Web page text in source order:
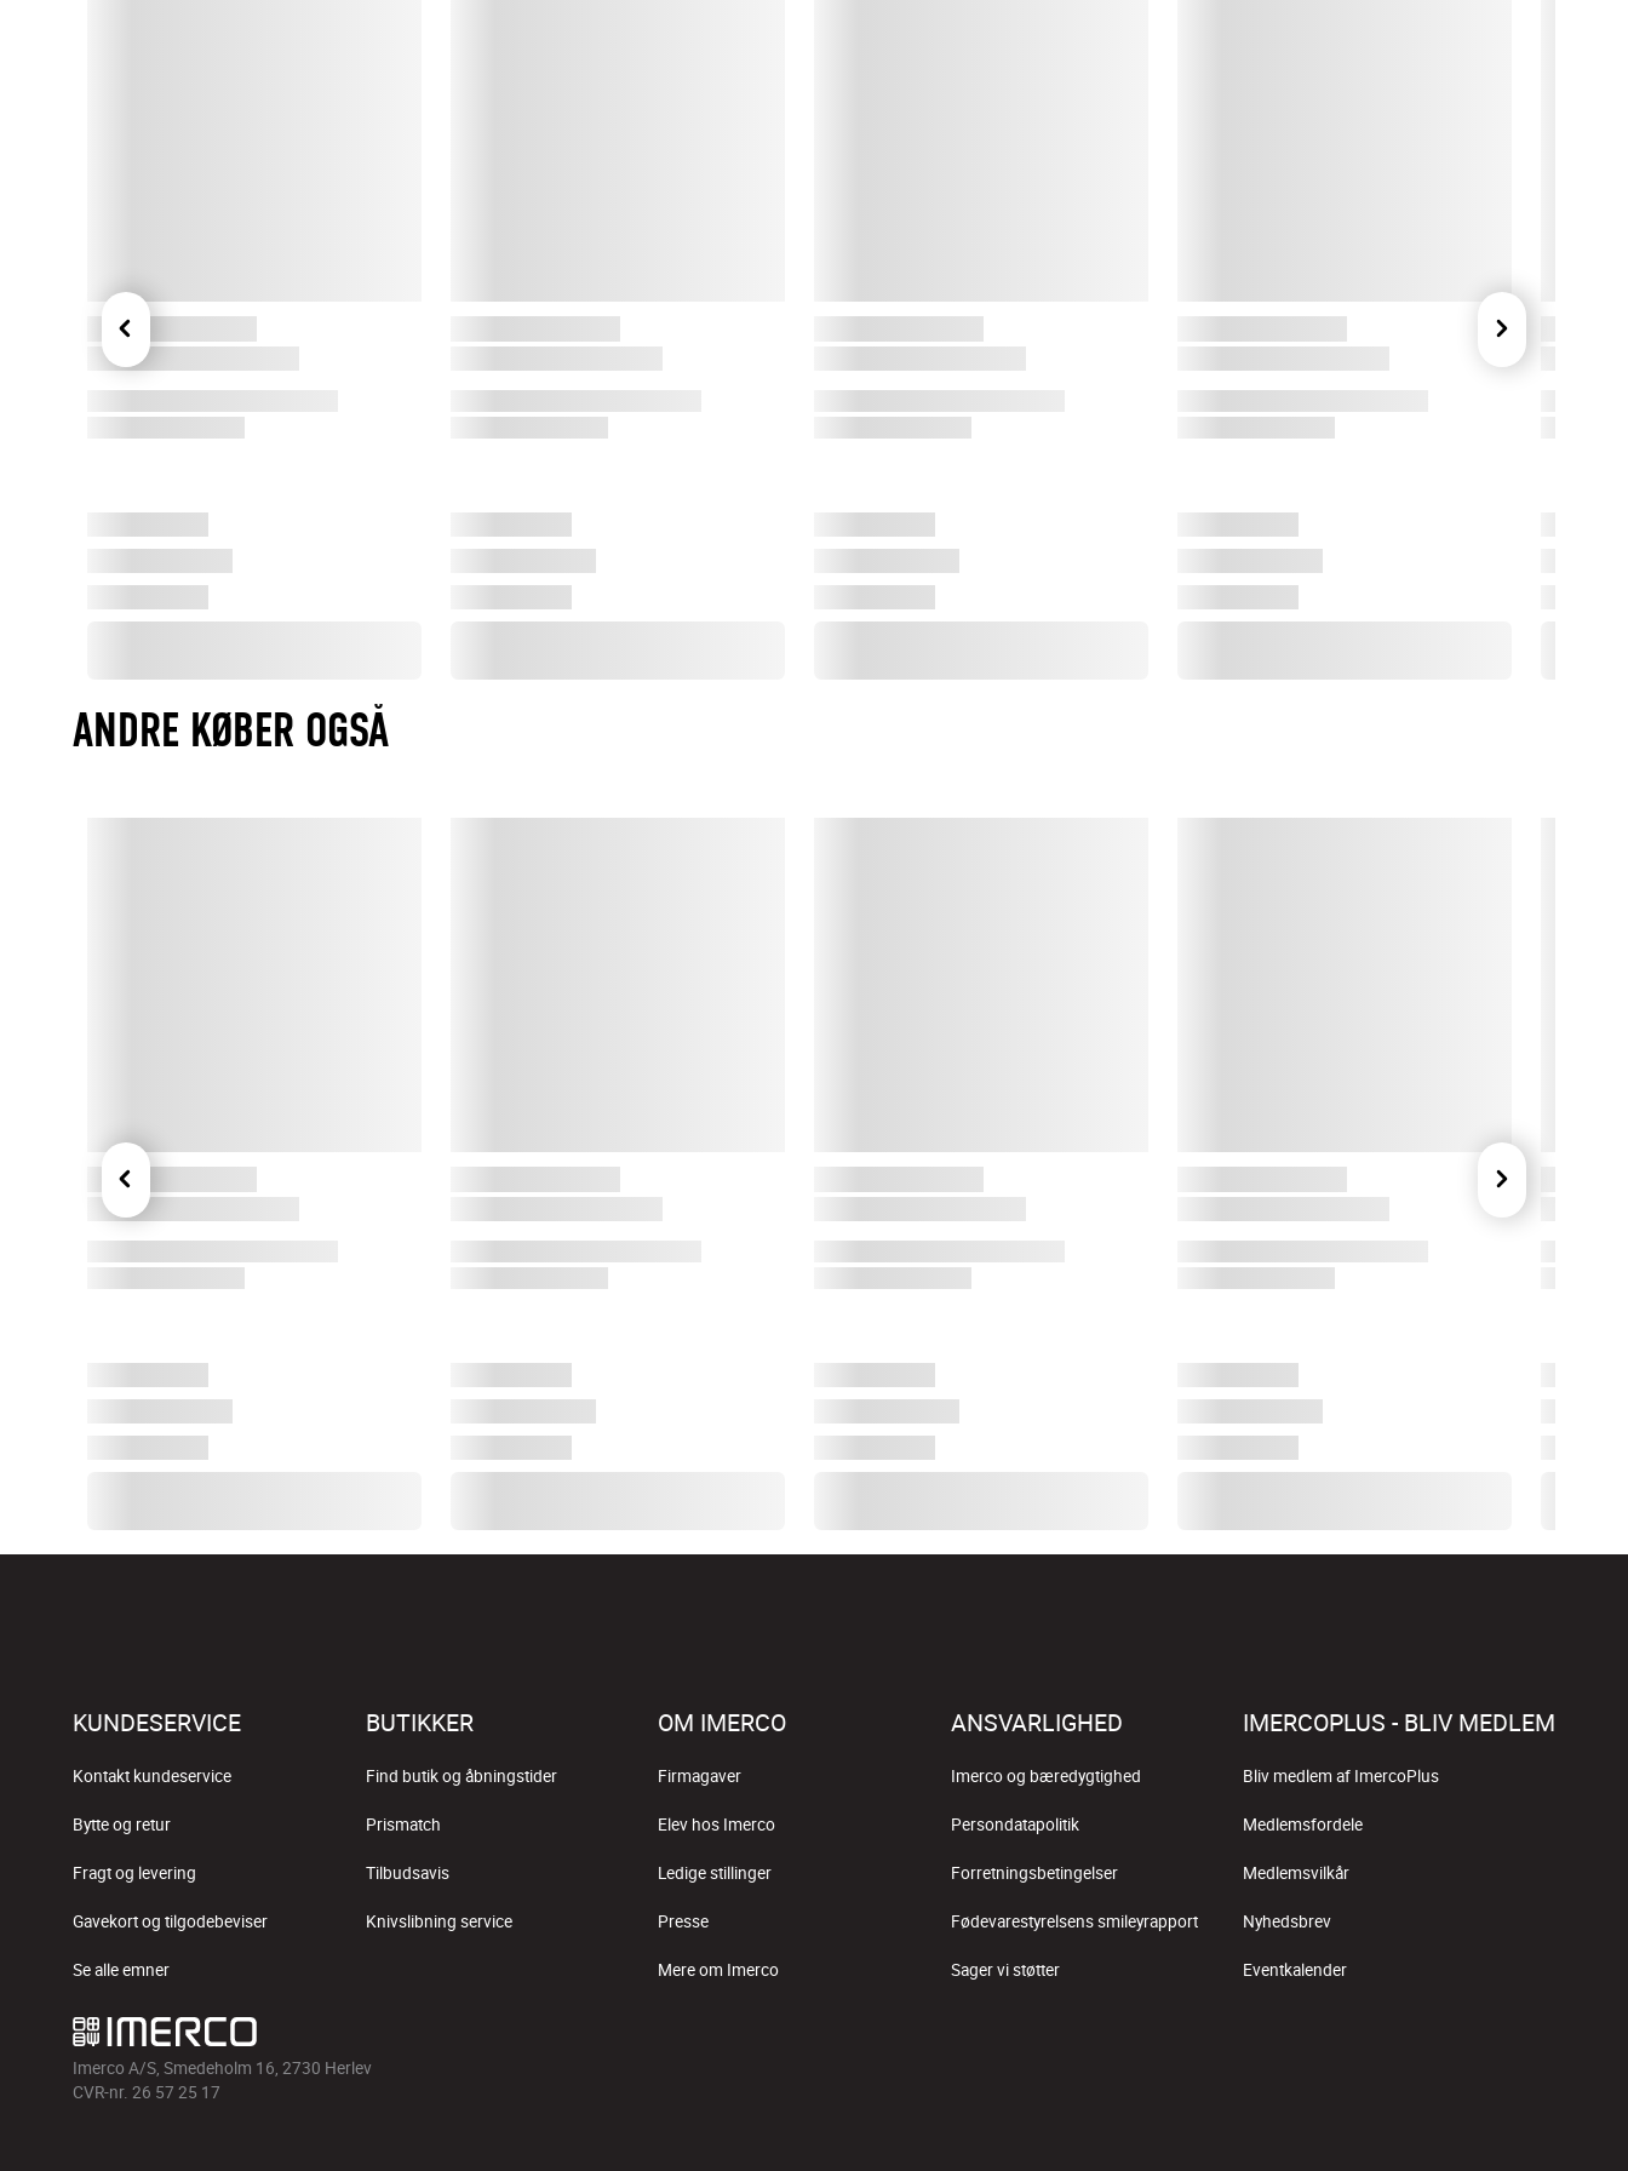
ANDRE KØBER OGSÅ
KUNDESERVICE
Kontakt kundeservice
Bytte og retur
Fragt og levering
Gavekort og tilgodebeviser
Se alle emner
BUTIKKER
Find butik og åbningstider
Prismatch
Tilbudsavis
Knivslibning service
OM IMERCO
Firmagaver
Elev hos Imerco
Ledige stillinger
Presse
Mere om Imerco
ANSVARLIGHED
Imerco og bæredygtighed
Persondatapolitik
Forretningsbetingelser
Fødevarestyrelsens smileyrapport
Sager vi støtter
IMERCOPLUS - BLIV MEDLEM
Bliv medlem af ImercoPlus
Medlemsfordele
Medlemsvilkår
Nyhedsbrev
Eventkalender
Imerco A/S, Smedeholm 16, 2730 Herlev
CVR-nr. 26 57 25 17